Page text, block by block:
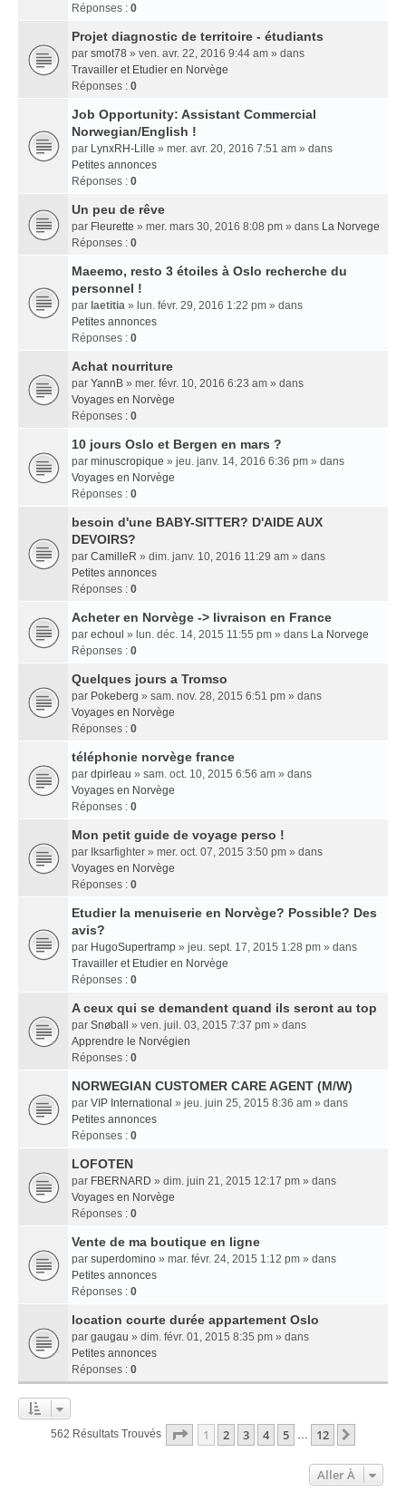
Réponses : 0
Projet diagnostic de territoire - étudiants
par smot78 » ven. avr. 22, 2016 9:44 am » dans
Travailler et Etudier en Norvège
Réponses : 0
Job Opportunity: Assistant Commercial
Norwegian/English !
par LynxRH-Lille » mer. avr. 20, 2016 7:51 am » dans
Petites annonces
Réponses : 0
Un peu de rêve
par Fleurette » mer. mars 30, 2016 8:08 pm » dans La Norvege
Réponses : 0
Maeemo, resto 3 étoiles à Oslo recherche du
personnel !
par laetitia » lun. févr. 29, 2016 1:22 pm » dans
Petites annonces
Réponses : 0
Achat nourriture
par YannB » mer. févr. 10, 2016 6:23 am » dans
Voyages en Norvège
Réponses : 0
10 jours Oslo et Bergen en mars ?
par minuscropique » jeu. janv. 14, 2016 6:36 pm » dans
Voyages en Norvège
Réponses : 0
besoin d'une BABY-SITTER? D'AIDE AUX
DEVOIRS?
par CamilleR » dim. janv. 10, 2016 11:29 am » dans
Petites annonces
Réponses : 0
Acheter en Norvège -> livraison en France
par echoul » lun. déc. 14, 2015 11:55 pm » dans La Norvege
Réponses : 0
Quelques jours a Tromso
par Pokeberg » sam. nov. 28, 2015 6:51 pm » dans
Voyages en Norvège
Réponses : 0
téléphonie norvège france
par dpirleau » sam. oct. 10, 2015 6:56 am » dans
Voyages en Norvège
Réponses : 0
Mon petit guide de voyage perso !
par Iksarfighter » mer. oct. 07, 2015 3:50 pm » dans
Voyages en Norvège
Réponses : 0
Etudier la menuiserie en Norvège? Possible? Des
avis?
par HugoSupertramp » jeu. sept. 17, 2015 1:28 pm » dans
Travailler et Etudier en Norvège
Réponses : 0
A ceux qui se demandent quand ils seront au top
par Snøball
» ven. juil. 03, 2015 7:37 pm » dans
Apprendre le Norvégien
Réponses : 0
NORWEGIAN CUSTOMER CARE AGENT (M/W)
par VIP International » jeu. juin 25, 2015 8:36 am » dans
Petites annonces
Réponses : 0
LOFOTEN
par FBERNARD » dim. juin 21, 2015 12:17 pm » dans
Voyages en Norvège
Réponses : 0
Vente de ma boutique en ligne
par superdomino » mar. févr. 24, 2015 1:12 pm » dans
Petites annonces
Réponses : 0
location courte durée appartement Oslo
par gaugau » dim. févr. 01, 2015 8:35 pm » dans
Petites annonces
Réponses : 0
562 Résultats Trouvés Page 1Sur
1 2 3 4 5 … 12
Aller À